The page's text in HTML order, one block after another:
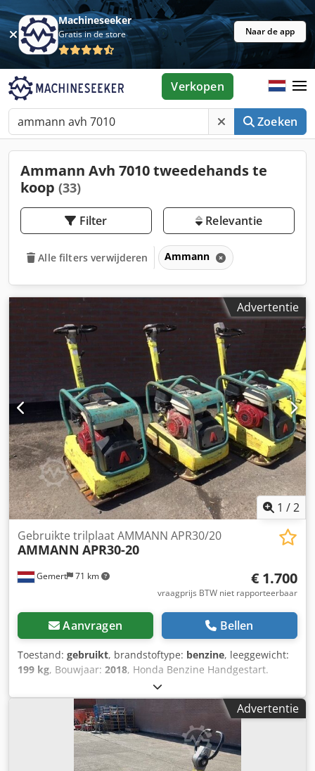
Machineseeker
Gratis in de store Naar de app
Zoeken
Verkopen
Ammann Avh 7010 tweedehands te
koop (33)
Filter Relevantie
Alle filters verwijderen Ammann
Advertentie
1 /2
Gemert 71 km
Gebruikte trilplaat AMMANN APR30/20
AMMANN APR30-20
€ 1.700
vraagprijs BTW niet rapporteerbaar
Aanvragen Bellen
Toestand: gebruikt, brandstoftype: benzine, leeggewicht:
199 kg, Bouwjaar: 2018, Honda Benzine Handgestart.
Crjdpfxjxw H Hvs Abhjf Gewicht: 199 kg slagkracht: 30kn
Breedte plaat: 50cm Vooruit/teruguit Prijs: €1.700,- ex BTW
Meerdere op voorraad!!
Advertentie